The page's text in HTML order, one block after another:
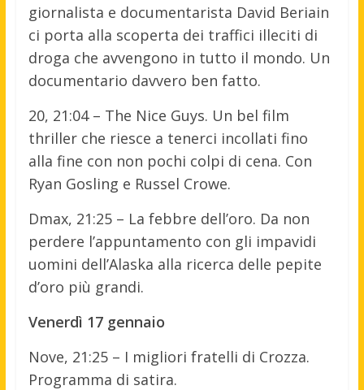
giornalista e documentarista David Beriain
ci porta alla scoperta dei traffici illeciti di
droga che avvengono in tutto il mondo. Un
documentario davvero ben fatto.
20, 21:04 – The Nice Guys. Un bel film
thriller che riesce a tenerci incollati fino
alla fine con non pochi colpi di cena. Con
Ryan Gosling e Russel Crowe.
Dmax, 21:25 – La febbre dell’oro. Da non
perdere l’appuntamento con gli impavidi
uomini dell’Alaska alla ricerca delle pepite
d’oro più grandi.
Venerdì 17 gennaio
Nove, 21:25 – I migliori fratelli di Crozza.
Programma di satira.